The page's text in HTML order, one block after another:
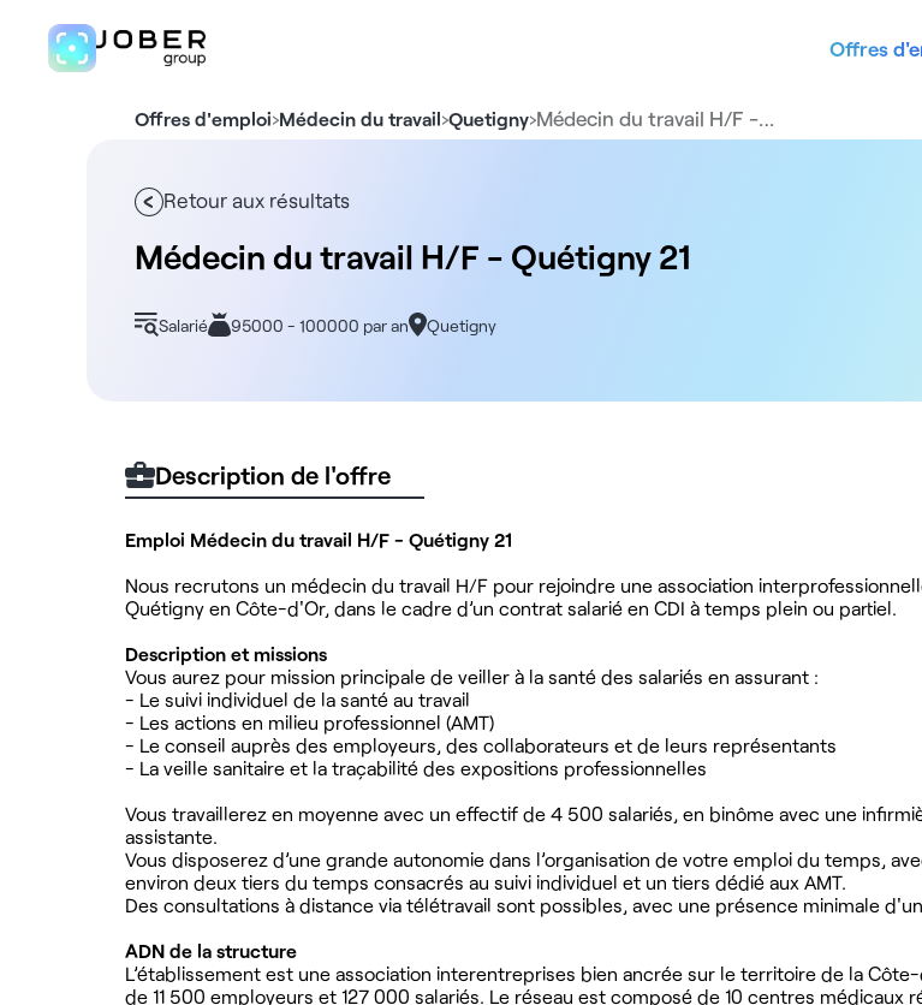
Offres
Offres d'emploi›Médecin du travail›Quetigny›Médecin du travail H/F -…
Retour aux résultats
Médecin du travail H/F - Quétigny 21
Salarié 95000 - 100000 par an Quetigny
Description de l'offre
Emploi Médecin du travail H/F - Quétigny 21
Nous recrutons un médecin du travail H/F pour rejoindre une association
Quétigny en Côte-d'Or, dans le cadre d’un contrat salarié en CDI à temps plein ou partiel.
Description et missions
Vous aurez pour mission principale de veiller à la santé des salariés en assurant :
- Le suivi individuel de la santé au travail
- Les actions en milieu professionnel (AMT)
- Le conseil auprès des employeurs, des collaborateurs et de leurs représentants
- La veille sanitaire et la traçabilité des expositions professionnelles
Vous travaillerez en moyenne avec un effectif de 4 500 salariés, en binôme avec une
assistante.
Vous disposerez d’une grande autonomie dans l’organisation de votre emploi du temps,
environ deux tiers du temps consacrés au suivi individuel et un tiers dédié aux AMT.
Des consultations à distance via télétravail sont possibles, avec une présence minimale
ADN de la structure
L’établissement est une association interentreprises bien ancrée sur le territoire de la
de 11 500 employeurs et 127 000 salariés. Le réseau est composé de 10 centres médicaux